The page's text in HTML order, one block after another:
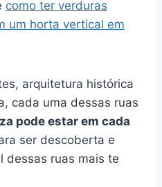
como ter verduras
um horta vertical em
arquitetura histórica
cada uma dessas ruas
pode estar em cada
ser descoberta e
dessas ruas mais te